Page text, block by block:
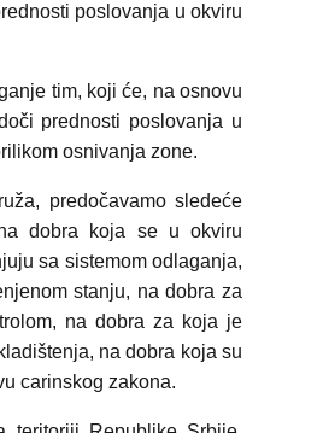
poslovanja u okviru
tim, koji će, na osnovu
prednosti poslovanja u
osnivanja zone.
predočavamo sledeće
dobra koja se u okviru
sa sistemom odlaganja,
stanju, na dobra za
na dobra za koja je
na dobra koja su
carinskog zakona.